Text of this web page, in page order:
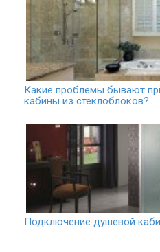
Какие проблемы бывают
кабины из стеклоблоков?
Подключение душевой